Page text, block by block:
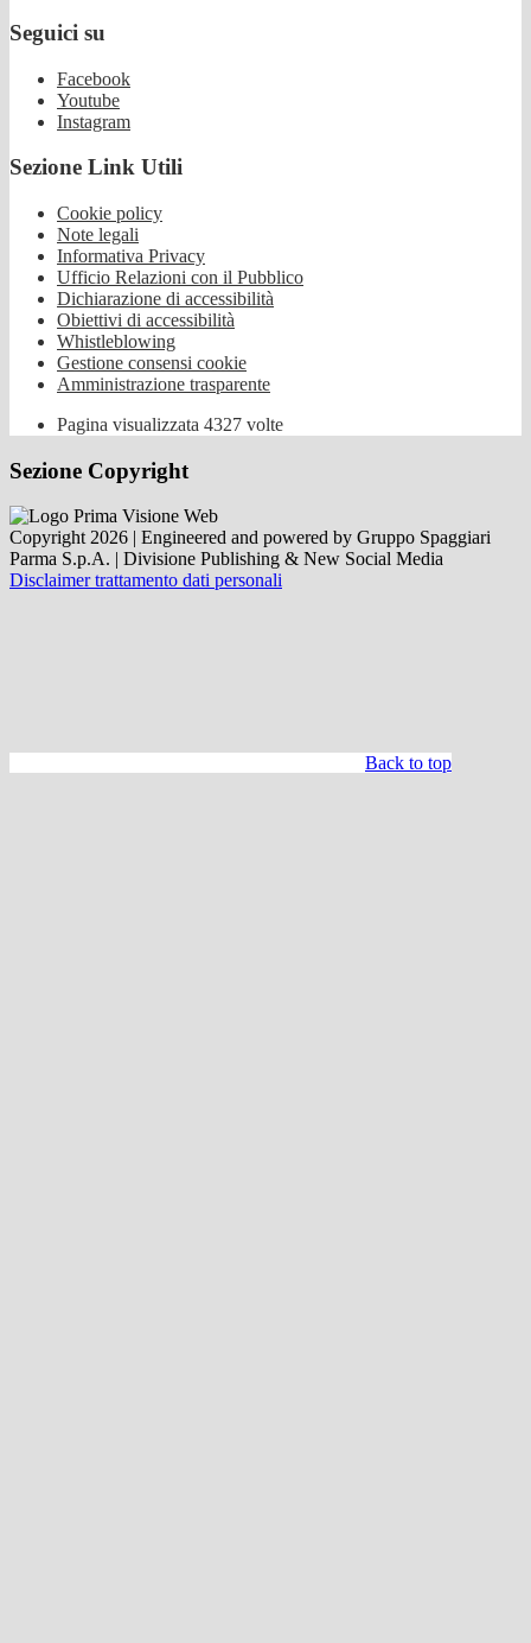
Seguici su
Facebook
Youtube
Instagram
Sezione Link Utili
Cookie policy
Note legali
Informativa Privacy
Ufficio Relazioni con il Pubblico
Dichiarazione di accessibilità
Obiettivi di accessibilità
Whistleblowing
Gestione consensi cookie
Amministrazione trasparente
Pagina visualizzata 4327 volte
Sezione Copyright
Copyright 2026 | Engineered and powered by Gruppo Spaggiari
Parma S.p.A. | Divisione Publishing & New Social Media
Disclaimer trattamento dati personali
Back to top